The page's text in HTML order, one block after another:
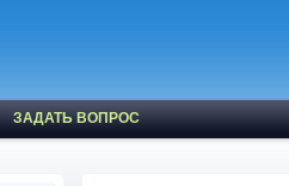
ЗАДАТЬ ВОПРОС